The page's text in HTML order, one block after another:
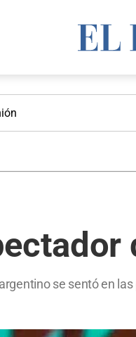
se sentó en